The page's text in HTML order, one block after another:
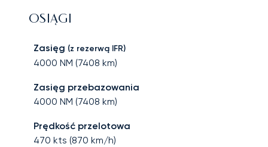
OSIĄGI
Zasięg (z rezerwą IFR)
4000 NM (7408 km)
Zasięg przebazowania
4000 NM (7408 km)
Prędkość przelotowa
470 kts (870 km/h)